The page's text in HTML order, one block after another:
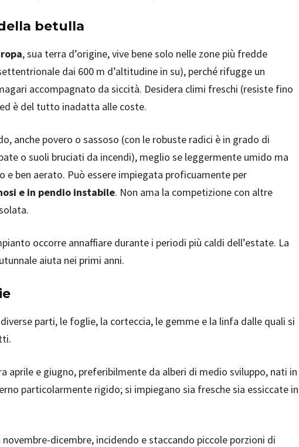
betulla
, sua terra d’origine, vive bene solo nelle zone più fredde
dai 600 m d’altitudine in su), perché rifugge un
accompagnato da siccità. Desidera climi freschi (resiste fino
ed è del tutto inadatta alle coste.
anche povero o sassoso (con le robuste radici è in grado di
o suoli bruciati da incendi), meglio se leggermente umido ma
e ben aerato. Può essere impiegata proficuamente per
e in pendio instabile. Non ama la competizione con altre
occorre annaffiare durante i periodi più caldi dell’estate. La
aiuta nei primi anni.
parti, le foglie, la corteccia, le gemme e la linfa dalle quali si
aprile e giugno, preferibilmente da alberi di medio sviluppo, nati in
particolarmente rigido; si impiegano sia fresche sia essiccate in
novembre-dicembre, incidendo e staccando piccole porzioni di